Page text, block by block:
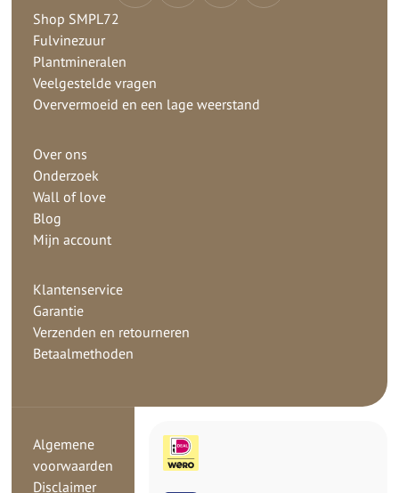
Shop SMPL72
Fulvinezuur
Plantmineralen
Veelgestelde vragen
Oververmoeid en een lage weerstand
Over ons
Onderzoek
Wall of love
Blog
Mijn account
Klantenservice
Garantie
Verzenden en retourneren
Betaalmethoden
Algemene
voorwaarden
Disclaimer